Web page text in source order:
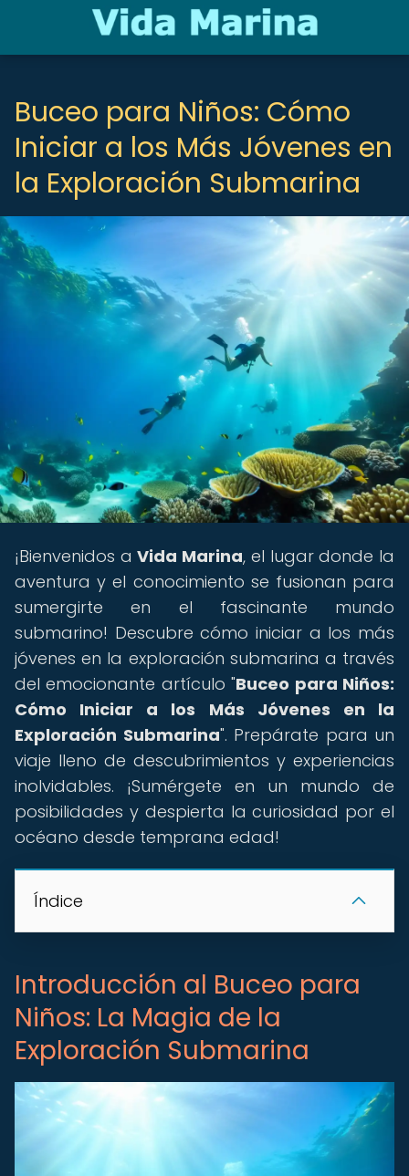
Buceo para Niños: Cómo
Iniciar a los Más Jóvenes en
la Exploración Submarina
¡Bienvenidos aVida Marina, el lugar donde la
aventura y el conocimiento se fusionan para
sumergirte en el fascinante mundo
submarino! Descubre cómo iniciar a los más
jóvenes en la exploración submarina a través
del emocionante artículo "Buceo para Niños:
Cómo Iniciar a los Más Jóvenes en la
Exploración Submarina". Prepárate para un
viaje lleno de descubrimientos y experiencias
inolvidables. ¡Sumérgete en un mundo de
posibilidades y despierta la curiosidad por el
océano desde temprana edad!
Índice
Introducción al Buceo para
Niños: La Magia de la
Exploración Submarina